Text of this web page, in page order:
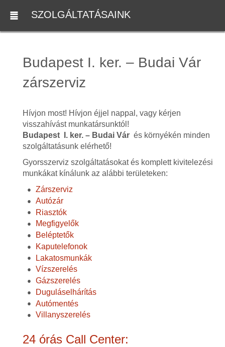
SZOLGÁLTATÁSAINK
Budapest I. ker. – Budai Vár
zárszerviz
Hívjon most! Hívjon éjjel nappal, vagy kérjen
visszahívást munkatársunktól!
Budapest I. ker. – Budai Várés környékén minden
szolgáltatásunk elérhető!
Gyorsszerviz szolgáltatásokat és komplett kivitelezési
munkákat kínálunk az alábbi területeken:
Zárszerviz
Autózár
Riasztók
Megfigyelők
Beléptetők
Kaputelefonok
Lakatosmunkák
Vízszerelés
Gázszerelés
Duguláselhárítás
Autómentés
Villanyszerelés
24 órás Call Center: